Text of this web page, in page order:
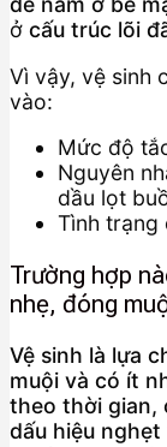
ở cấu trúc lõi
Vì vậy, vệ sinh
vào:
Mức độ
Nguyên
dầu lọt
Tình trạng
Trường hợp
nhẹ, đóng
Vệ sinh là lựa
muội và có ít
theo thời gian,
dấu hiệu